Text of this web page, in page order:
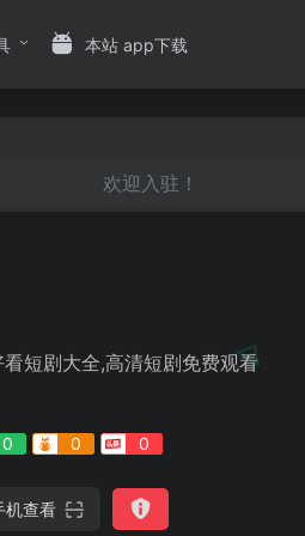
本站 app下载
欢迎入驻！
短剧大全,高清短剧免费观看
0 0 0
机查看